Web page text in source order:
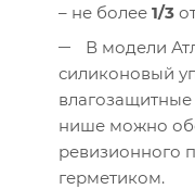
– не более 1/3
В модели
силиконовый
влагозащитные
нише можно
ревизионного
герметиком.